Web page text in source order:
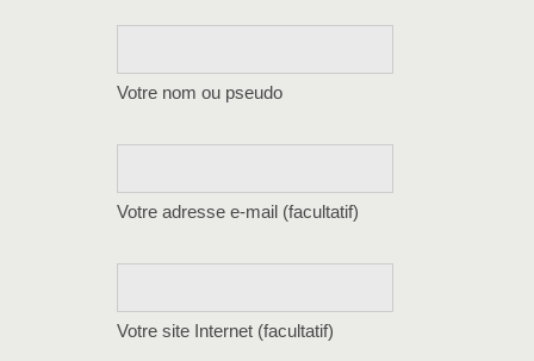
Votre nom ou pseudo
Votre adresse e-mail (facultatif)
Votre site Internet (facultatif)